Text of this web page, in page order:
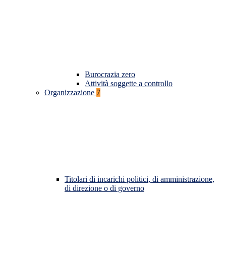
Burocrazia zero
Attività soggette a controllo
Organizzazione 7
Titolari di incarichi politici, di amministrazione,
di direzione o di governo